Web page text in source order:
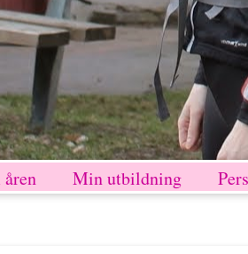
Min utbildning